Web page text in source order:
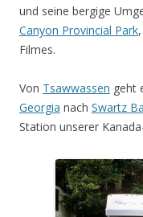
und seine bergige
Canyon Provincial Park
Filmes.
Von Tsawwassen geht
Georgia nach Swartz
Station unserer